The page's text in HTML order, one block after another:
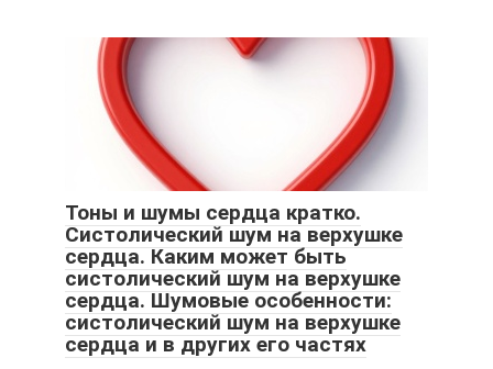
Тоны и шумы сердца кратко.
Систолический шум на верхушке
сердца. Каким может быть
систолический шум на верхушке
сердца. Шумовые особенности:
систолический шум на верхушке
сердца и в других его частях